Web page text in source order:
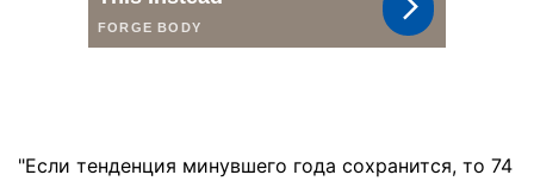
"Если тенденция минувшего года сохранится, то 74